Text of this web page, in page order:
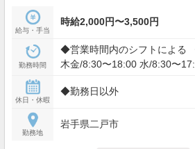
給与・手当
時給2,000円〜3,500円
勤務時間
◆営業時間内のシフトによる
木金/8:30〜18:00 水/8:30〜
休日・休暇
◆勤務日以外
勤務地
岩手県二戸市